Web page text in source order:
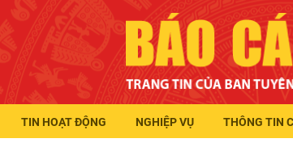
TIN HOẠT ĐỘNG NGHIỆP VỤ THÔNG TIN